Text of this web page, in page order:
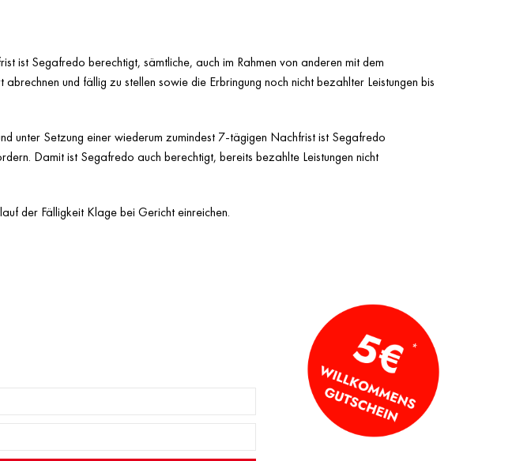
ist Segafredo berechtigt, sämtliche, auch im Rahmen von anderen mit dem
und fällig zu stellen sowie die Erbringung noch nicht bezahlter Leistungen bis
unter Setzung einer wiederum zumindest 7-tägigen Nachfrist ist Segafredo
Damit ist Segafredo auch berechtigt, bereits bezahlte Leistungen nicht
der Fälligkeit Klage bei Gericht einreichen.